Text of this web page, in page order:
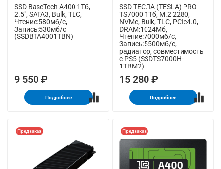
SSD BaseTech A400 1Тб,
2.5", SATA3, Bulk, TLC,
Чтение:580мб/с,
Запись:530мб/с
(SSDBTA4001TBN)
9 550 ₽
Подробнее
SSD ТЕСЛА (TESLA) PRO
TS7000 1Тб, M.2 2280,
NVMe, Bulk, TLC, PCIe4.0,
DRAM:1024Мб,
Чтение:7000мб/с,
Запись:5500мб/с,
радиатор, совместимость
с PS5 (SSDTS7000H-
1TBM2)
15 280 ₽
Подробнее
Предзаказ Предзаказ